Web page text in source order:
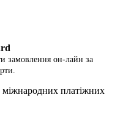
замовлення он-лайн за
міжнародних платіжних